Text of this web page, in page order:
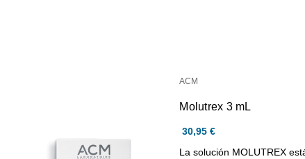
ACM
Molutrex 3 mL
30,95 €
La solución MOLUTREX